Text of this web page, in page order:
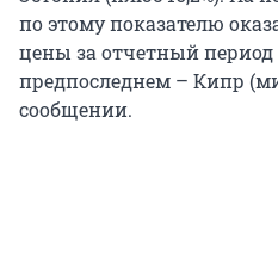
по этому показателю
цены за отчетный период
предпоследнем – Кипр
сообщении.